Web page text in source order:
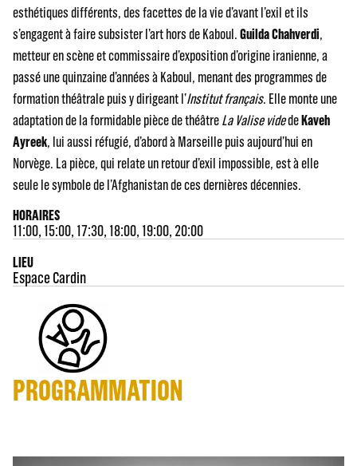
esthétiques différents, des facettes de la vie d’avant l’exil et ils
s’engagent à faire subsister l’art hors de Kaboul.Guilda Chahverdi,
metteur en scène et commissaire d’exposition d’origine iranienne, a
passé une quinzaine d’années à Kaboul, menant des programmes de
formation théâtrale puis y dirigeant l’Institut français. Elle monte une
adaptation de la formidable pièce de théâtreLa Valise videdeKaveh
Ayreek, lui aussi réfugié, d’abord à Marseille puis aujourd’hui en
Norvège. La pièce, qui relate un retour d’exil impossible, est à elle
seule le symbole de l’Afghanistan de ces dernières décennies.
HORAIRES
11:00, 15:00, 17:30, 18:00, 19:00, 20:00
LIEU
Espace Cardin
PROGRAMMATION